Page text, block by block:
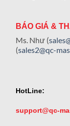
BÁO GIÁ &
Ms. Như (
(sales2@qc-
HotLine:
support@qc-